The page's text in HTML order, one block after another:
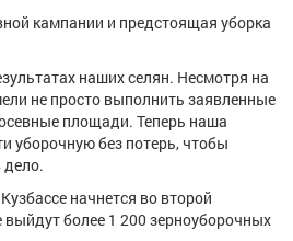
Компании
Проекты
кампании и предстоящая уборка
наших селян. Несмотря на
не просто выполнить заявленные
площади. Теперь наша
уборочную без потерь, чтобы
начнется во второй
выйдут более 1 200 зерноуборочных